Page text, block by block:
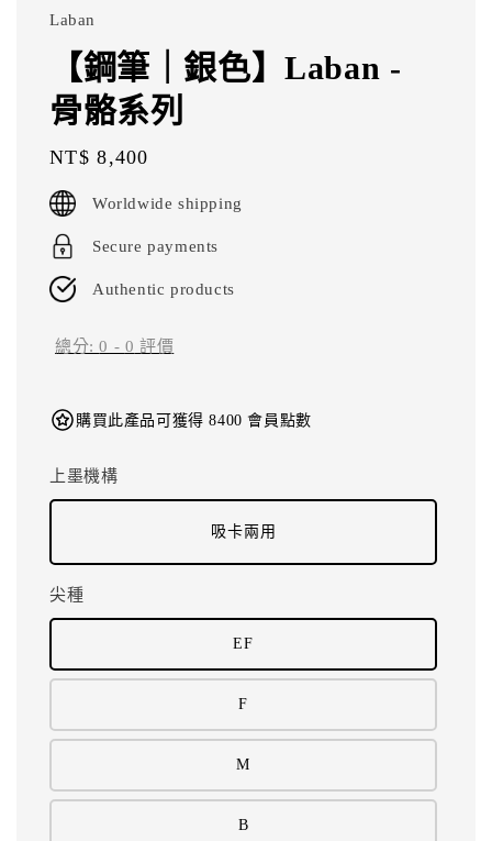
Laban
【鋼筆｜銀色】Laban -
骨骼系列
Regular
price
NT$ 8,400
Worldwide shipping
Secure payments
Authentic products
總分:0 - 0 評價
購買此產品可獲得 8400 會員點數
上墨機構
吸卡兩用
尖種
EF
F
M
B